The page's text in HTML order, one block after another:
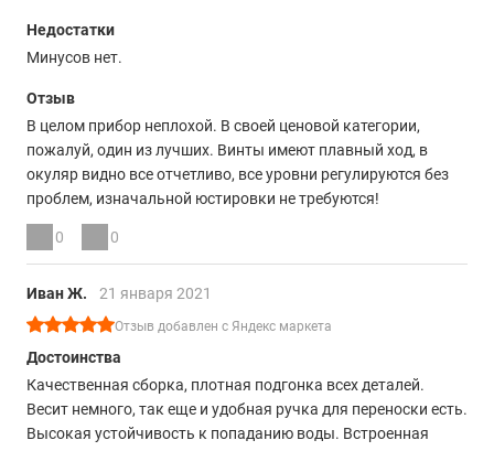
Недостатки
Минусов нет.
Отзыв
В целом прибор неплохой. В своей ценовой категории,
пожалуй, один из лучших. Винты имеют плавный ход, в
окуляр видно все отчетливо, все уровни регулируются без
проблем, изначальной юстировки не требуются!
0 0
Иван Ж. 21 января 2021
Отзыв добавлен с Яндекс маркета
Достоинства
Качественная сборка, плотная подгонка всех деталей.
Весит немного, так еще и удобная ручка для переноски есть.
Высокая устойчивость к попаданию воды. Встроенная